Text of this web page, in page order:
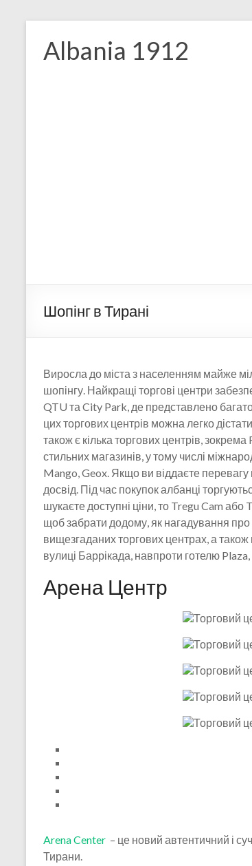
content
Albania 1912
Шопінг в Тирані
Виросла до міста з населенням майже
шопінгу. Найкращі торгові центри
QTU та City Park, де представлено
цих торгових центрів можна легко
також є кілька торгових центрів,
стильних магазинів, у тому числі
Mango, Geox. Якщо ви віддаєте
досвід. Під час покупок албанці
шукаєте доступні ціни, то Tregu Cam
щоб забрати додому, як нагадування про
вищезгаданих торгових центрах, а
вулиці Баррікада, навпроти готелю
Арена Центр
Arena Center – це новий автентичний і
Тирани.